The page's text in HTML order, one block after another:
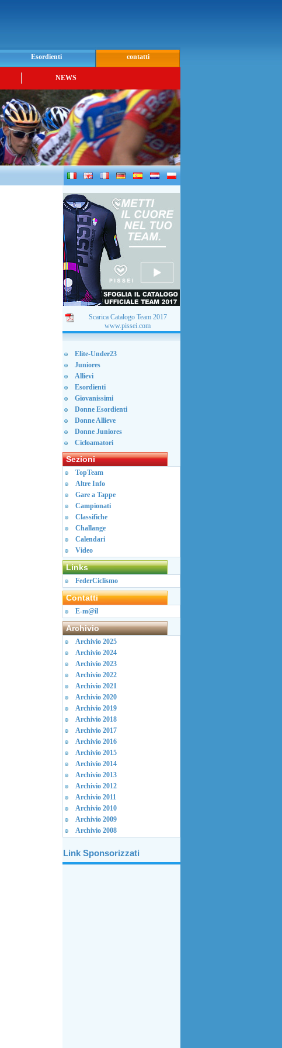
Esordienti contatti
NEWS
Scarica Catalogo Team 2017
www.pissei.com
Elite-Under23
Juniores
Allievi
Esordienti
Giovanissimi
Donne Esordienti
Donne Allieve
Donne Juniores
Cicloamatori
Sezioni
TopTeam
Altre Info
Gare a Tappe
Campionati
Classifiche
Challange
Calendari
Video
Links
FederCiclismo
Contatti
E-m@il
Archivio
Archivio 2025
Archivio 2024
Archivio 2023
Archivio 2022
Archivio 2021
Archivio 2020
Archivio 2019
Archivio 2018
Archivio 2017
Archivio 2016
Archivio 2015
Archivio 2014
Archivio 2013
Archivio 2012
Archivio 2011
Archivio 2010
Archivio 2009
Archivio 2008
Link Sponsorizzati